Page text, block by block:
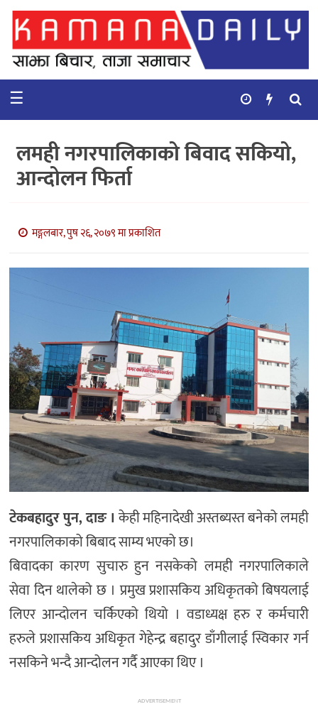
गृहपृष्ठ
समाचार
कुटनिती
कुराकानी
बाणिज्य
भिडियो
☰
लमही नगरपालिकाको बिवाद सकियो,
आन्दोलन फिर्ता
मङ्गलबार, पुष २६, २०७९ मा प्रकाशित
टेकबहादुर पुन, दाङ ।केही महिनादेखी अस्तब्यस्त बनेको लमही
नगरपालिकाको बिबाद साम्य भएको छ।
बिवादका कारण सुचारु हुन नसकेको लमही नगरपालिकाले
सेवा दिन थालेको छ । प्रमुख प्रशासकिय अधिकृतको बिषयलाई
लिएर आन्दोलन चर्किएको थियो । वडाध्यक्ष हरु र कर्मचारी
हरुले प्रशासकिय अधिकृत गेहेन्द्र बहादुर डाँगीलाई स्विकार गर्न
नसकिने भन्दै आन्दोलन गर्दै आएका थिए ।
ADVERTISEMENT